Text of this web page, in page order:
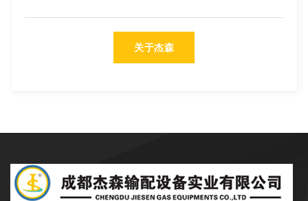
关于杰森
成都杰森成立于2002年9月，注册资本
3500万元，是一家专注于石油、天然气行业